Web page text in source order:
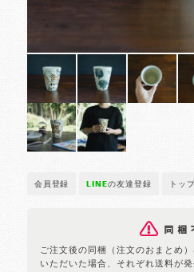
会員登録 LINEの友達登録 トッ
ご注文後の同梱（注文のおまとめ
いただいた場合、それぞれ送料が発